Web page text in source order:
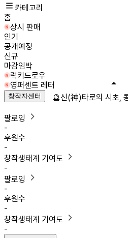
카테고리
홈
상시 판매
인기
공개예정
신규
마감임박
럭키드로우
영퍼센트 레터
창작자센터
팔로잉
-
후원수
-
창작생태계 기여도
-
팔로잉
-
후원수
-
창작생태계 기여도
-
🔮신(神)타로의 시초,